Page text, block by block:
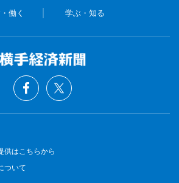
働く 学ぶ・知る
供はこちらから
ついて